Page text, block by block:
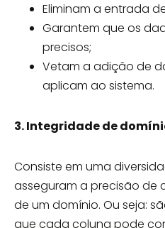
Eliminam a entrada
Garantem que os
precisos;
Vetam a adição de
aplicam ao sistema.
3. Integridade de
Consiste em uma
asseguram a precisão de
de um domínio. Ou seja:
que cada coluna pode